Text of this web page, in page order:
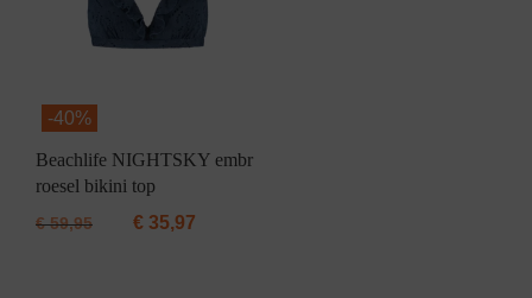
-40%
Beachlife NIGHTSKY embr
roesel bikini top
€59,95 € 35,97